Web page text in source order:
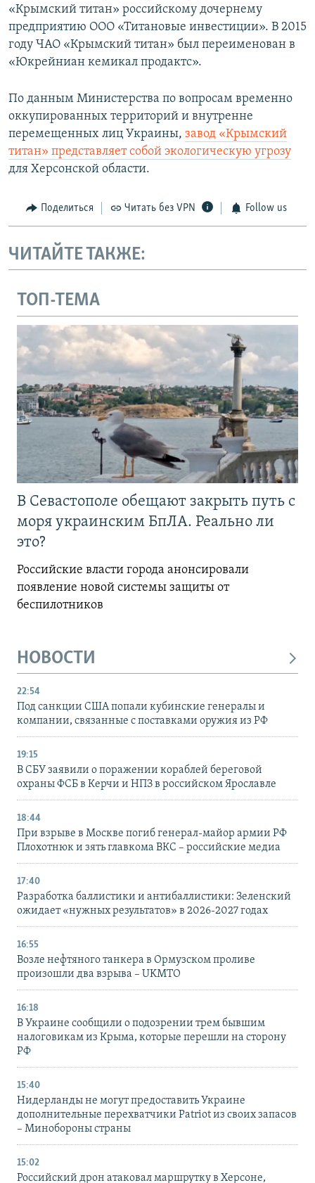
«Крымский титан» российскому дочернему
предприятию ООО «Титановые инвестиции». В 2015
году ЧАО «Крымский титан» был переименован в
«Юкрейниан кемикал продактс».
По данным Министерства по вопросам временно
оккупированных территорий и внутренне
перемещенных лиц Украины, завод «Крымский
титан» представляет собой экологическую угрозу
для Херсонской области.
Поделиться Читать без VPN Follow us
ЧИТАЙТЕ ТАКЖЕ:
ТОП-ТЕМА
В Севастополе обещают закрыть путь с
моря украинским БпЛА. Реально ли
это?
Российские власти города анонсировали
появление новой системы защиты от
беспилотников
НОВОСТИ
22:54
Под санкции США попали кубинские генералы и
компании, связанные с поставками оружия из РФ
19:15
В СБУ заявили о поражении кораблей береговой
охраны ФСБ в Керчи и НПЗ в российском Ярославле
18:44
При взрыве в Москве погиб генерал-майор армии РФ
Плохотнюк и зять главкома ВКС – российские медиа
17:40
Разработка баллистики и антибаллистики: Зеленский
ожидает «нужных результатов» в 2026-2027 годах
16:55
Возле нефтяного танкера в Ормузском проливе
произошли два взрыва – UKMTO
16:18
В Украине сообщили о подозрении трем бывшим
налоговикам из Крыма, которые перешли на сторону
РФ
15:40
Нидерланды не могут предоставить Украине
дополнительные перехватчики Patriot из своих запасов
– Минобороны страны
15:02
Российский дрон атаковал маршрутку в Херсоне,